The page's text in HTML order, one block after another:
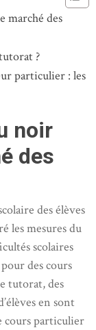
des
?
particulier : les
noir
des
des élèves
les mesures du
scolaires
des cours
tutorat, des
en sont
cours particulier